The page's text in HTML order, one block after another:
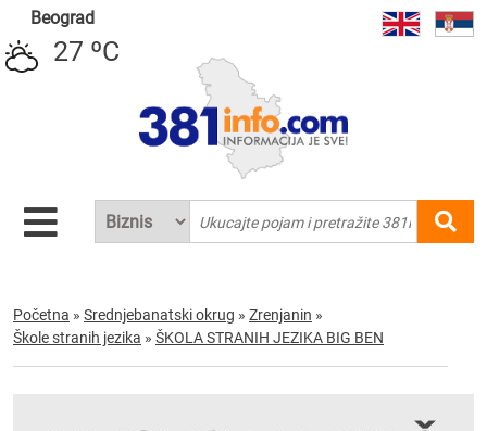
Beograd
27 ºC
Početna » Srednjebanatski okrug » Zrenjanin »
Škole stranih jezika » ŠKOLA STRANIH JEZIKA BIG BEN